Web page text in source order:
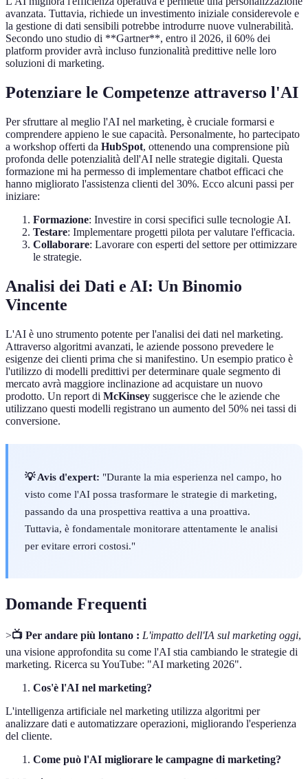
avanzata. Tuttavia, richiede un investimento iniziale considerevole e
la gestione di dati sensibili potrebbe introdurre nuove vulnerabilità.
Secondo uno studio di **Gartner**, entro il 2026, il 60% dei
platform provider avrà incluso funzionalità predittive nelle loro
soluzioni di marketing.
Potenziare le Competenze attraverso l'AI
Per sfruttare al meglio l'AI nel marketing, è cruciale formarsi e
comprendere appieno le sue capacità. Personalmente, ho partecipato
a workshop offerti da HubSpot, ottenendo una comprensione più
profonda delle potenzialità dell'AI nelle strategie digitali. Questa
formazione mi ha permesso di implementare chatbot efficaci che
hanno migliorato l'assistenza clienti del 30%. Ecco alcuni passi per
iniziare:
Formazione: Investire in corsi specifici sulle tecnologie AI.
Testare: Implementare progetti pilota per valutare l'efficacia.
Collaborare: Lavorare con esperti del settore per ottimizzare
le strategie.
Analisi dei Dati e AI: Un Binomio
Vincente
L'AI è uno strumento potente per l'analisi dei dati nel marketing.
Attraverso algoritmi avanzati, le aziende possono prevedere le
esigenze dei clienti prima che si manifestino. Un esempio pratico è
l'utilizzo di modelli predittivi per determinare quale segmento di
mercato avrà maggiore inclinazione ad acquistare un nuovo
prodotto. Un report di McKinsey suggerisce che le aziende che
utilizzano questi modelli registrano un aumento del 50% nei tassi di
conversione.
💡 Avis d'expert: "Durante la mia esperienza nel campo, ho
visto come l'AI possa trasformare le strategie di marketing,
passando da una prospettiva reattiva a una proattiva.
Tuttavia, è fondamentale monitorare attentamente le analisi
per evitare errori costosi."
Domande Frequenti
>📺 Per andare più lontano : L'impatto dell'IA sul marketing oggi,
una visione approfondita su come l'AI stia cambiando le strategie di
marketing. Ricerca su YouTube: "AI marketing 2026".
Cos'è l'AI nel marketing?
L'intelligenza artificiale nel marketing utilizza algoritmi per
analizzare dati e automatizzare operazioni, migliorando l'esperienza
del cliente.
Come può l'AI migliorare le campagne di marketing?